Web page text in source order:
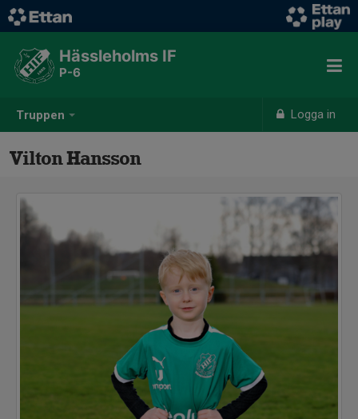
Truppen Logga in
Hässleholms IF
P-6
Vilton Hansson